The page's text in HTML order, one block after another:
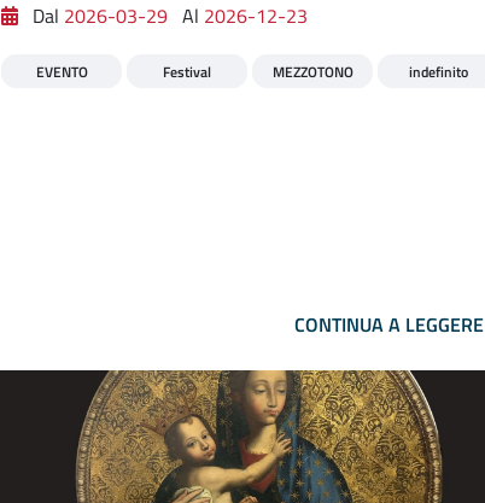
Dal 2026-03-29 Al 2026-12-23
EVENTO Festival MEZZOTONO indefinito
CONTINUA A LEGGERE